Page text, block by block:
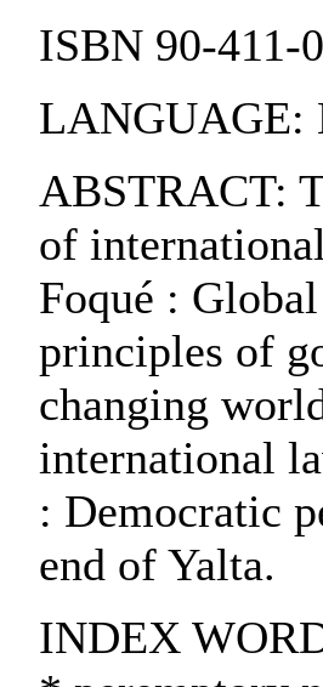
ISBN 90-411-
LANGUAGE:
ABSTRACT:
of
Foqué :
principles of
changing
international
: Democratic
end of Yalta.
INDEX